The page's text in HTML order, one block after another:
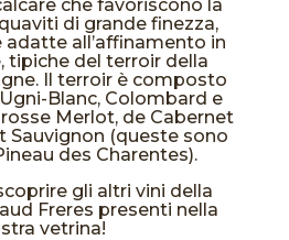
che favoriscono la
di grande finezza,
all’affinamento in
tipiche del terroir della
Il terroir è composto
Blanc, Colombard e
Merlot, de Cabernet
Sauvignon (queste sono
des Charentes).
gli altri vini della
Freres presenti nella
vetrina!